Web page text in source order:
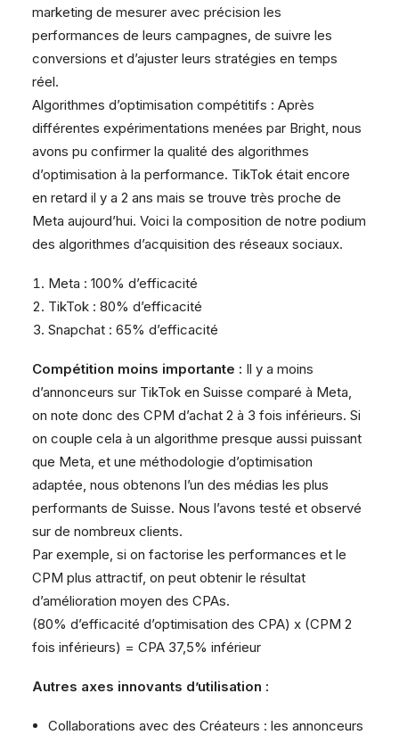
marketing de mesurer avec précision les
performances de leurs campagnes, de suivre les
conversions et d’ajuster leurs stratégies en temps
réel.
Algorithmes d’optimisation compétitifs : Après
différentes expérimentations menées par Bright, nous
avons pu confirmer la qualité des algorithmes
d’optimisation à la performance. TikTok était encore
en retard il y a 2 ans mais se trouve très proche de
Meta aujourd’hui. Voici la composition de notre podium
des algorithmes d’acquisition des réseaux sociaux.
Meta : 100% d’efficacité
TikTok : 80% d’efficacité
Snapchat : 65% d’efficacité
Compétition moins importante : Il y a moins
d’annonceurs sur TikTok en Suisse comparé à Meta,
on note donc des CPM d’achat 2 à 3 fois inférieurs. Si
on couple cela à un algorithme presque aussi puissant
que Meta, et une méthodologie d’optimisation
adaptée, nous obtenons l’un des médias les plus
performants de Suisse. Nous l’avons testé et observé
sur de nombreux clients.
Par exemple, si on factorise les performances et le
CPM plus attractif, on peut obtenir le résultat
d’amélioration moyen des CPAs.
(80% d’efficacité d’optimisation des CPA) x (CPM 2
fois inférieurs) = CPA 37,5% inférieur
Autres axes innovants d’utilisation :
Collaborations avec des Créateurs : les annonceurs